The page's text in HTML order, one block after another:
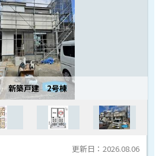
新築戸建 2号棟
更新日：2026.08.06